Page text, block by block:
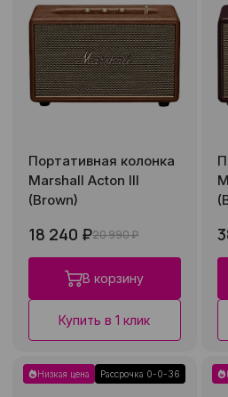
Портативная колонка
Marshall Acton III
(Brown)
18 240 ₽20 990 ₽
В корзину
Купить в 1 клик
Низкая цена Рассрочка 0-0-36